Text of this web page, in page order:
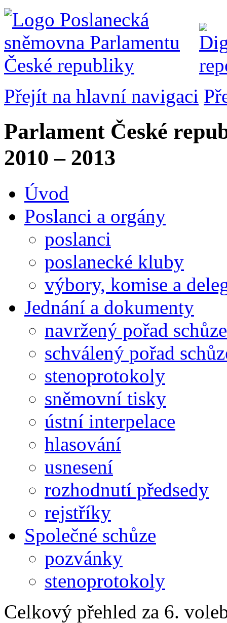
Přejít na hlavní navigaci
Parlament České
2010 – 2013
Úvod
Poslanci a orgány
poslanci
poslanecké kluby
výbory, komise a
Jednání a dokumenty
navržený pořad schůze
schválený pořad
stenoprotokoly
sněmovní tisky
ústní interpelace
hlasování
usnesení
rozhodnutí předsedy
rejstříky
Společné schůze
pozvánky
stenoprotokoly
Celkový přehled za 6.